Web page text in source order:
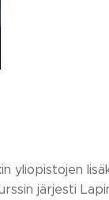
yliopistojen
järjesti